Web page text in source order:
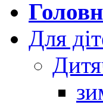
Для